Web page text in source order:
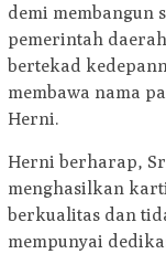
demi membangun
pemerintah
bertekad
membawa nama
Herni.
Herni berharap,
menghasilkan
berkualitas dan
mempunyai